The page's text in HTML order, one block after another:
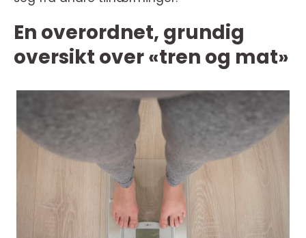
En overordnet, grundig
oversikt over «tren og mat»